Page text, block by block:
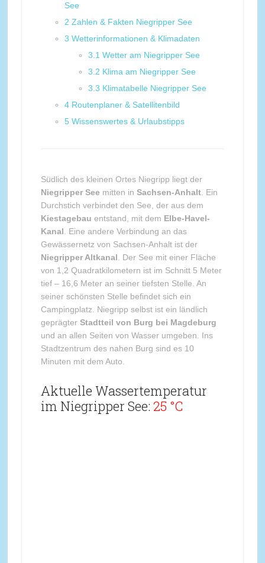
See
2 Zahlen & Fakten Niegripper See
3 Wetterinformationen & Klimadaten
3.1 Wetter am Niegripper See
3.2 Klima am Niegripper See
3.3 Klimatabelle Niegripper See
4 Routenplaner & Satellitenbild
5 Wissenswertes & Urlaubstipps
Südlich des kleinen Ortes Niegripp liegt der
Niegripper See mitten in Sachsen-Anhalt. Ein
Durchstich verbindet den See, der aus dem
Kiestagebau entstand, mit dem Elbe-Havel-
Kanal . Eine andere Verbindung an das
Gewässernetz von Sachsen-Anhalt ist der
Niegripper Altkanal . Der See mit einer Fläche
von 1,2 Quadratkilometern ist im Schnitt 5 Meter
tief – 16,6 Meter an seiner tiefsten Stelle. An
seiner schönsten Stelle befindet sich ein
Campingplatz. Niegripp selbst ist ein ländlich
geprägter Stadtteil von Burg bei Magdeburg
und an allen Seiten von Wasser umgeben. Ins
Stadtzentrum des nahen Burg sind es 10
Minuten mit dem Auto.
Aktuelle Wassertemperatur
im Niegripper See: 25 °C